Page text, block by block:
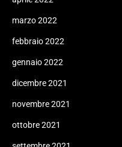
marzo 2022
febbraio 2022
gennaio 2022
dicembre 2021
novembre 2021
ottobre 2021